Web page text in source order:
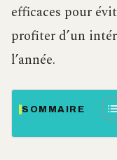
efficaces pour
profiter d’un
l’année.
SOMMAIRE